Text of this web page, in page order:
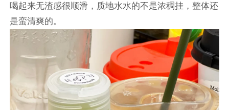
喝起来无渣感很顺滑，质地水水的不是浓稠挂，整体还
是蛮清爽的。